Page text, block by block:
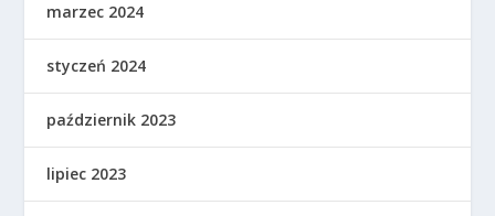
marzec 2024
styczeń 2024
październik 2023
lipiec 2023